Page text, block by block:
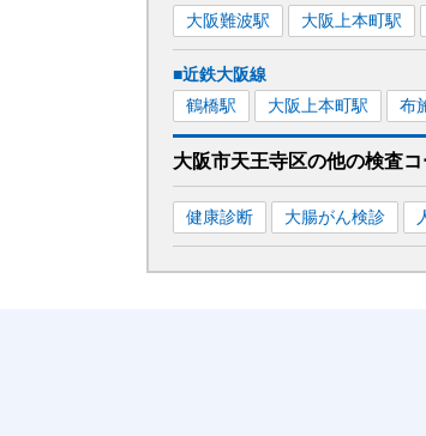
大阪難波駅 大阪上本町駅
■近鉄大阪線
鶴橋駅 大阪上本町駅 布
大阪市天王寺区の他の検査
健康診断 大腸がん検診